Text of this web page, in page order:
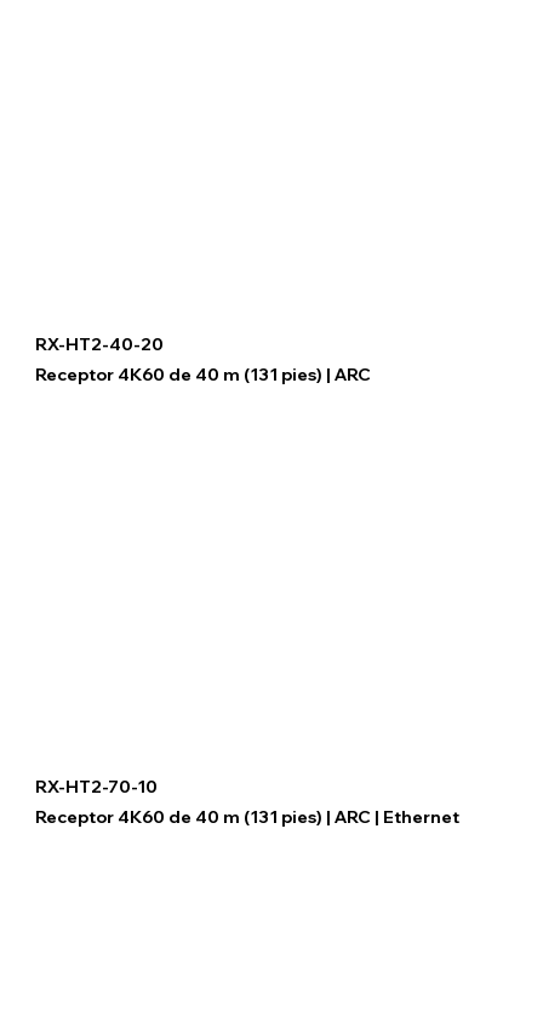
RX-HT2-40-20
Receptor 4K60 de 40 m (131 pies) | ARC
RX-HT2-70-10
Receptor 4K60 de 40 m (131 pies) | ARC | Ethernet